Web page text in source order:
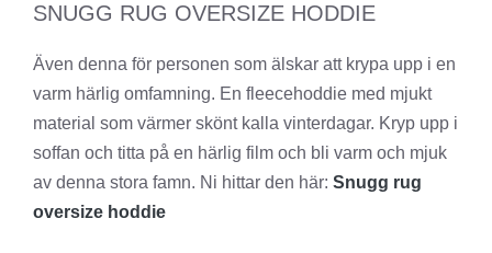
SNUGG RUG OVERSIZE HODDIE
Även denna för personen som älskar att krypa upp i en
varm härlig omfamning. En fleecehoddie med mjukt
material som värmer skönt kalla vinterdagar. Kryp upp i
soffan och titta på en härlig film och bli varm och mjuk
av denna stora famn. Ni hittar den här: Snugg rug
oversize hoddie